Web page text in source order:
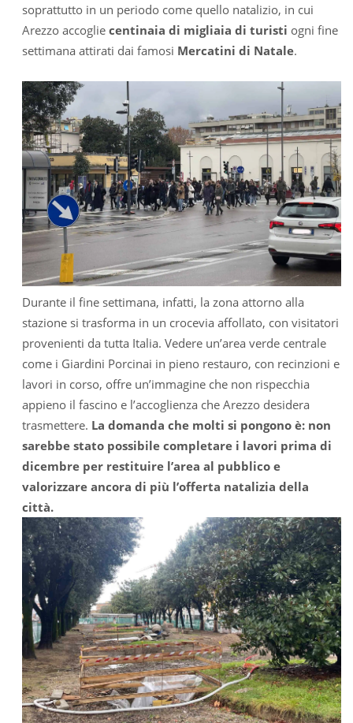
soprattutto in un periodo come quello natalizio, in cui
Arezzo accoglie centinaia di migliaia di turisti ogni fine
settimana attirati dai famosi Mercatini di Natale.
Durante il fine settimana, infatti, la zona attorno alla
stazione si trasforma in un crocevia affollato, con visitatori
provenienti da tutta Italia. Vedere un’area verde centrale
come i Giardini Porcinai in pieno restauro, con recinzioni e
lavori in corso, offre un’immagine che non rispecchia
appieno il fascino e l’accoglienza che Arezzo desidera
trasmettere. La domanda che molti si pongono è: non
sarebbe stato possibile completare i lavori prima di
dicembre per restituire l’area al pubblico e
valorizzare ancora di più l’offerta natalizia della
città.